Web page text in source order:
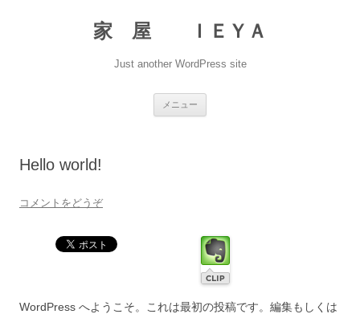
家 屋 ＩＥＹＡ
Just another WordPress site
メニュー
Hello world!
コメントをどうぞ
WordPress へようこそ。これは最初の投稿です。編集もしくは